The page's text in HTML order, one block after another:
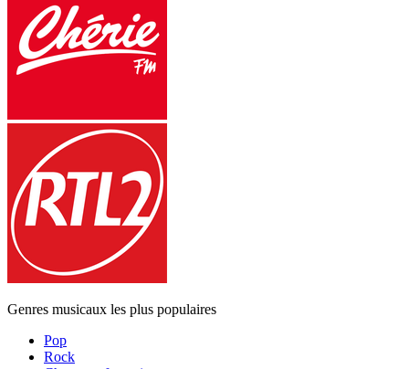
Genres musicaux les plus populaires
Pop
Rock